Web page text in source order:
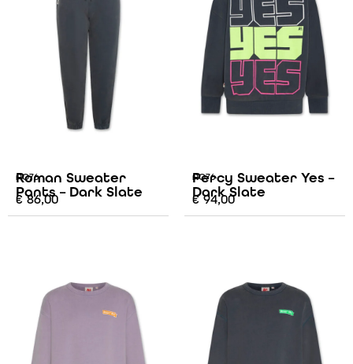
AO76
Roman Sweater
Pants – Dark Slate
€86,00
AO76
Percy Sweater Yes –
Dark Slate
€94,00